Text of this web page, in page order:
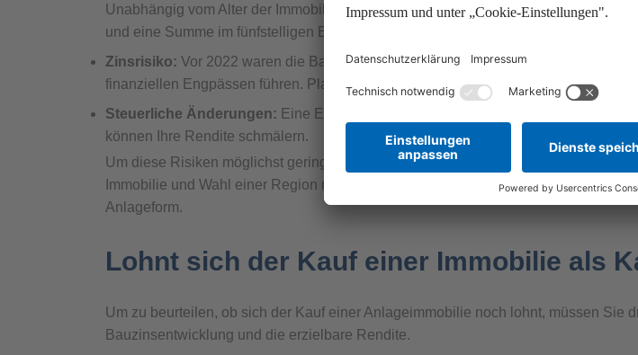
Unabhängig vom Alter der Immobilie ist es jedoch möglich, dass nach einigen
und eine Summe im fünfstelligen Bereich fällig wird. Auf diese Kosten sollten Sie
Zinsrisiko: Vor 2022 waren die Bauzinsen niedrig – dann stiegen sie sprunghaft
finanziellen Engpässen führen. Planen Sie bei der Aufnahme eines Darlehens
Steuerliche Änderungen: Eine Erhöhung der Grundsteuer oder andere
können Ihre Rendite schmälern.
Um diese Risiken möglichst gering zu halten, sollte der Immobilienkauf daher
Immobilie und Wahl einer Region mit stabilem Wachstum und guter Infrastruktur
Anlageform.
Lohnt sich der Kauf einer Immobilie als
Um zu beurteilen, ob sich der Kauf einer Anlageimmobilie noch lohnt, müssen
Bauzinsentwicklung und die erzielbare Rendite.